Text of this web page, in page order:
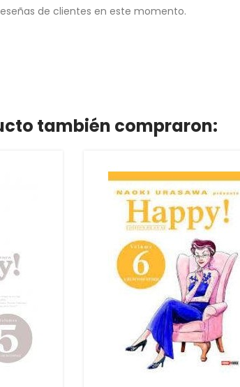
de clientes en este momento.
también compraron: